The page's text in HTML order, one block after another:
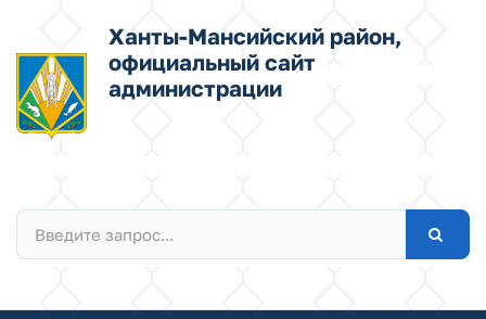
Ханты-Мансийский район,
официальный сайт
администрации